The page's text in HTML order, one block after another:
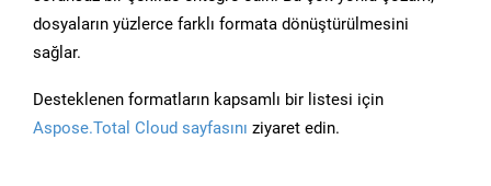
dosyaların yüzlerce farklı formata dönüştürülmesini
sağlar.
Desteklenen formatların kapsamlı bir listesi için
Aspose.Total Cloud sayfasını ziyaret edin.